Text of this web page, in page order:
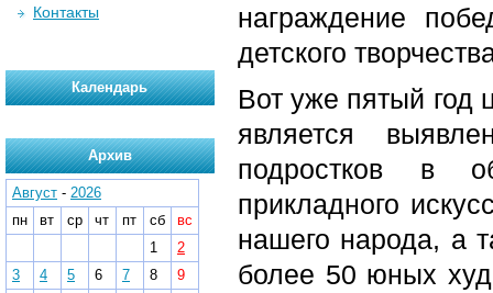
награждение
детского
Вот уже пятый год
является
подростков в
прикладного
нашего народа, а
более 50 юных
Контакты
Календарь
Архив
Август - 2026
пн
вт ср чт пт сб
вс
1
2
3
4 5 6 7 8
9